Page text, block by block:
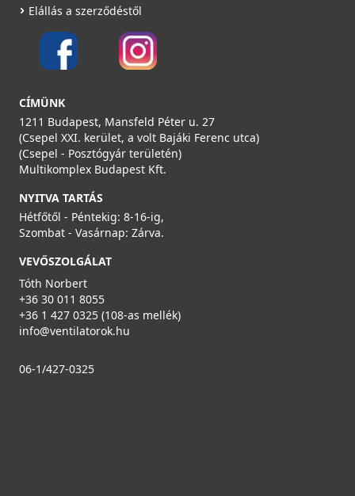
Elállás a szerződéstől
CÍMÜNK
1211 Budapest, Mansfeld Péter u. 27
(Csepel XXI. kerület, a volt Bajáki Ferenc utca)
(Csepel - Posztógyár területén)
Multikomplex Budapest Kft.
NYITVA TARTÁS
Hétfőtől - Péntekig: 8-16-ig,
Szombat - Vasárnap: Zárva.
VEVŐSZOLGÁLAT
Tóth Norbert
+36 30 011 8055
+36 1 427 0325 (108-as mellék)
info@ventilatorok.hu
06-1/427-0325